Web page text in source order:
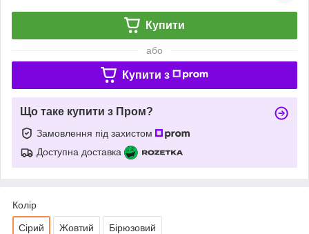
Купити
або
Купити з
Що таке купити з Пром?
Замовлення під захистом
Доступна доставка
Колір
Сірий Жовтий Бірюзовий